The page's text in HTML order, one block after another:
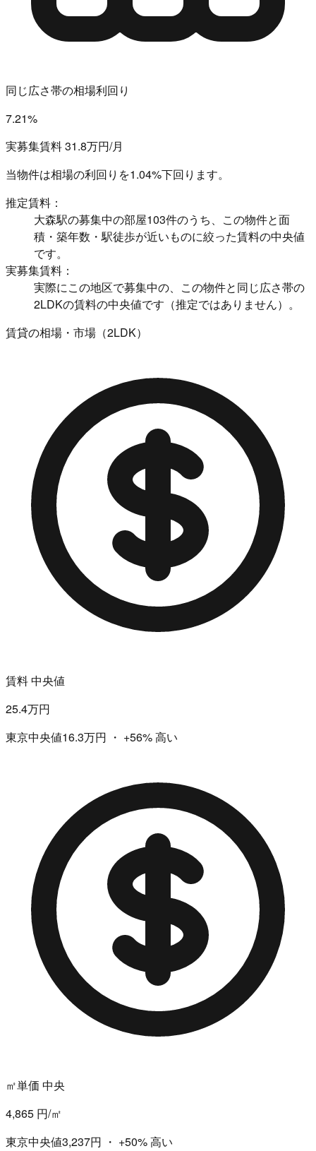
同じ広さ帯の相場利回り
7.21%
実募集賃料 31.8万円/月
当物件は相場の利回りを1.04%下回ります。
推定賃料：
大森駅の募集中の部屋103件のうち、この物件と面
積・築年数・駅徒歩が近いものに絞った賃料の中央値
です。
実募集賃料：
実際にこの地区で募集中の、この物件と同じ広さ帯の
2LDKの賃料の中央値です（推定ではありません）。
賃貸の相場・市場（2LDK）
賃料 中央値
25.4万円
東京中央値16.3万円 ・ +56%高い
㎡単価 中央
4,865 円/㎡
東京中央値3,237円 ・ +50%高い